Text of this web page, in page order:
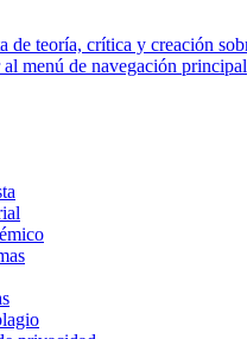
menú de navegación principal